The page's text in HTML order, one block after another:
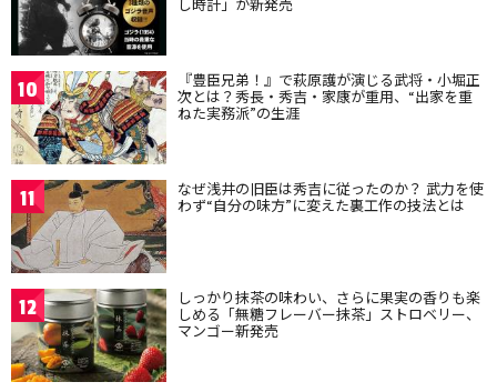
10 『豊臣兄弟！』で萩原護が演じる武将・小堀正
次とは？秀長・秀吉・家康が重用、“出家を重
ねた実務派”の生涯
11 なぜ浅井の旧臣は秀吉に従ったのか？ 武力を使
わず“自分の味方”に変えた裏工作の技法とは
12 しっかり抹茶の味わい、さらに果実の香りも楽
しめる「無糖フレーバー抹茶」ストロベリー、
マンゴー新発売